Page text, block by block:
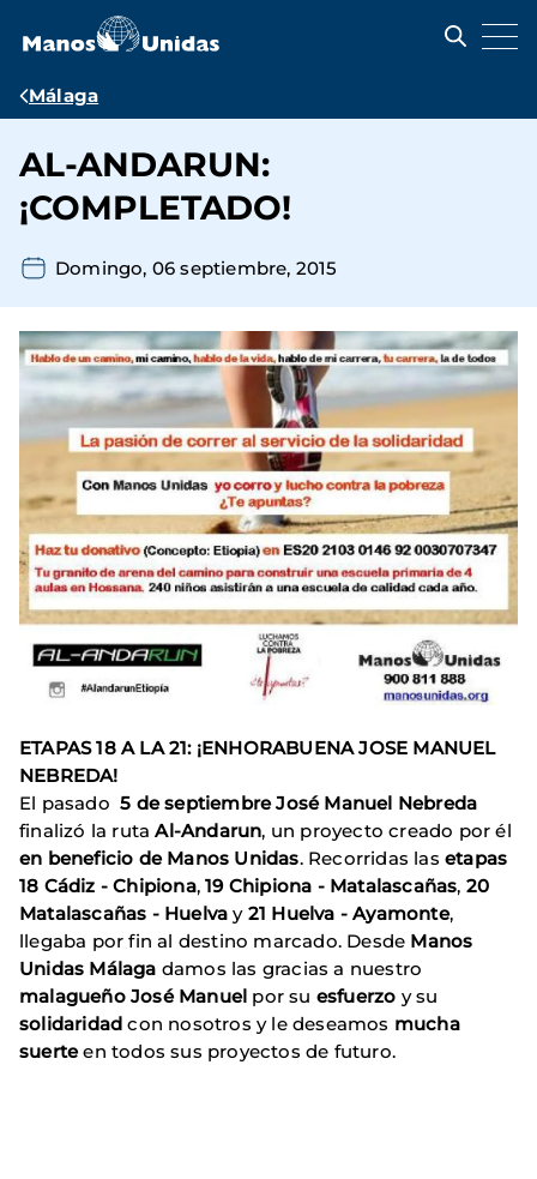
contenido
Ruta
navegación
Málaga
AL-ANDARUN:
¡COMPLETADO!
Domingo, 06 septiembre, 2015
ETAPAS 18 A LA 21: ¡ENHORABUENA JOSE MANUEL
NEBREDA!
El pasado5 de septiembre José Manuel Nebreda
finalizó la rutaAl-Andarun, un proyecto creado por él
en beneficio de Manos Unidas. Recorridas lasetapas
18 Cádiz - Chipiona,19 Chipiona - Matalascañas, 20
Matalascañas - Huelva y 21 Huelva - Ayamonte,
llegaba por fin al destino marcado. Desde Manos
Unidas Málaga damos las gracias a nuestro
malagueño José Manuel por su esfuerzo y su
solidaridad con nosotros y le deseamos mucha
suerteen todos sus proyectos de futuro.